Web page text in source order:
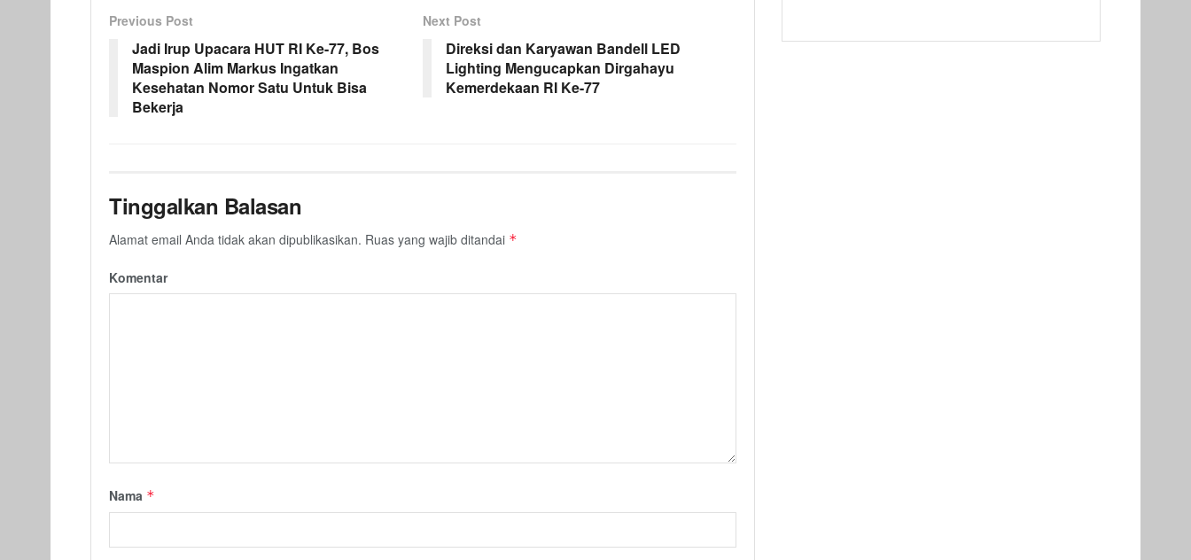
Previous Post
Jadi Irup Upacara HUT RI Ke-77, Bos
Maspion Alim Markus Ingatkan
Kesehatan Nomor Satu Untuk Bisa
Bekerja
Next Post
Direksi dan Karyawan Bandell LED
Lighting Mengucapkan Dirgahayu
Kemerdekaan RI Ke-77
Tinggalkan Balasan
Alamat email Anda tidak akan dipublikasikan. Ruas yang wajib ditandai *
Komentar
Nama *